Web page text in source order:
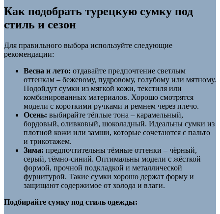
Как подобрать турецкую сумку под
стиль и сезон
Для правильного выбора используйте следующие
рекомендации:
Весна и лето: отдавайте предпочтение светлым
оттенкам – бежевому, пудровому, голубому или мятному.
Подойдут сумки из мягкой кожи, текстиля или
комбинированных материалов. Хорошо смотрятся
модели с короткими ручками и ремнем через плечо.
Осень: выбирайте тёплые тона – карамельный,
бордовый, оливковый, шоколадный. Идеальны сумки из
плотной кожи или замши, которые сочетаются с пальто
и трикотажем.
Зима: предпочтительны тёмные оттенки – чёрный,
серый, тёмно-синий. Оптимальны модели с жёсткой
формой, прочной подкладкой и металлической
фурнитурой. Такие сумки хорошо держат форму и
защищают содержимое от холода и влаги.
Подбирайте сумку под стиль одежды: